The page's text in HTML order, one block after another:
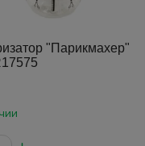
"Парикмахер"